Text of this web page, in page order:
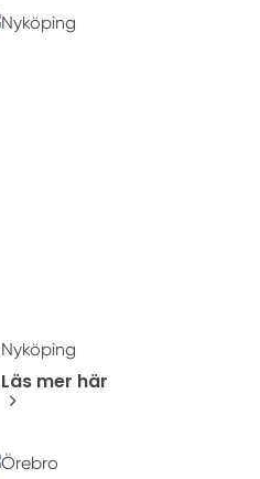
Nyköping
Läs mer här